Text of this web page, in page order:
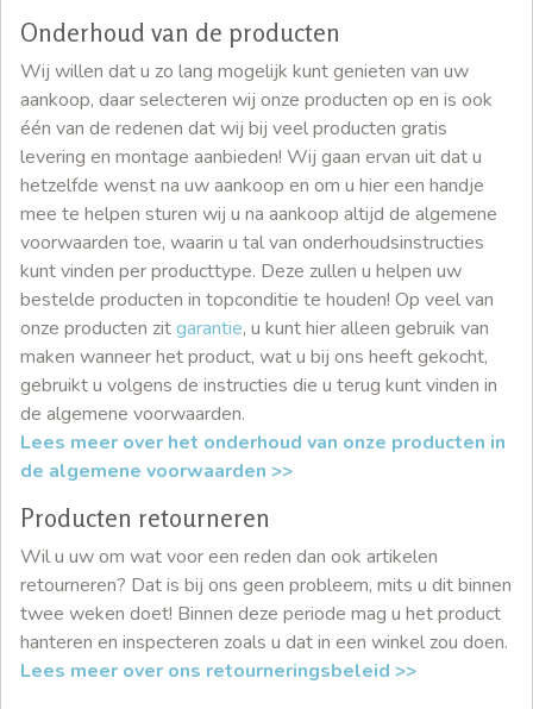
Onderhoud van de producten
Wij willen dat u zo lang mogelijk kunt genieten van uw
aankoop, daar selecteren wij onze producten op en is ook
één van de redenen dat wij bij veel producten gratis
levering en montage aanbieden! Wij gaan ervan uit dat u
hetzelfde wenst na uw aankoop en om u hier een handje
mee te helpen sturen wij u na aankoop altijd de algemene
voorwaarden toe, waarin u tal van onderhoudsinstructies
kunt vinden per producttype. Deze zullen u helpen uw
bestelde producten in topconditie te houden! Op veel van
onze producten zitgarantie, u kunt hier alleen gebruik van
maken wanneer het product, wat u bij ons heeft gekocht,
gebruikt u volgens de instructies die u terug kunt vinden in
de algemene voorwaarden.
Lees meer over het onderhoud van onze producten in
de algemene voorwaarden >>
Producten retourneren
Wil u uw om wat voor een reden dan ook artikelen
retourneren? Dat is bij ons geen probleem, mits u dit binnen
twee weken doet! Binnen deze periode mag u het product
hanteren en inspecteren zoals u dat in een winkel zou doen.
Lees meer over ons retourneringsbeleid >>